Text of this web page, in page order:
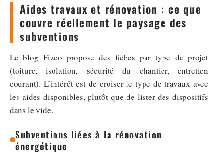
Aides travaux et rénovation : ce que
couvre réellement le paysage des
subventions
Le blog Fizeo propose des fiches par type de projet
(toiture, isolation, sécurité du chantier, entretien
courant). L’intérêt est de croiser le type de travaux avec
les aides disponibles, plutôt que de lister des dispositifs
dans le vide.
Subventions liées à la rénovation
énergétique